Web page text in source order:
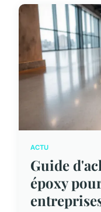
ACTU
Guide
époxy